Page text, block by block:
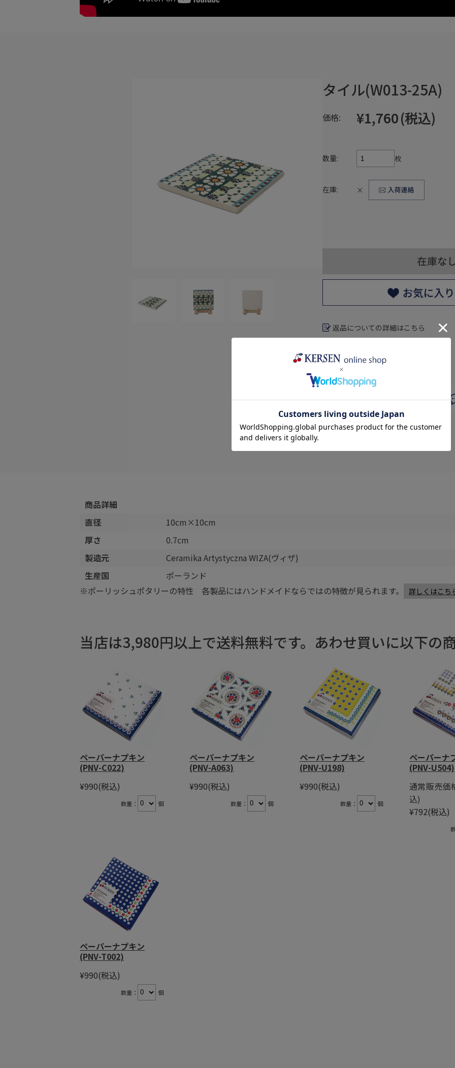
タイル(W013-25A)
価格: ¥1,760(税込)
数量: 枚
在庫: ×
返品についての詳細はこちら
商品詳細
直径
10cm×10cm
厚さ
0.7cm
製造元
Ceramika Artystyczna WIZA(ヴィザ)
生産国
ポーランド
※ポーリッシュポタリーの特性 各製品にはハンドメイドならではの特徴が見られます。
詳しくはこ
当店は3,980円以上で送料無料です。あわせ買いに以下の
ペーパーナプキン
(PNV-C022)
¥990(税込)
数量： 個
ペーパーナプキン
(PNV-A063)
¥990(税込)
数量： 個
ペーパーナプキン
(PNV-U198)
¥990(税込)
数量： 個
ペーパーナ
(PNV-U504)
通常販売価
込)
¥792(税込)
ペーパーナプキン
(PNV-T002)
¥990(税込)
数量： 個